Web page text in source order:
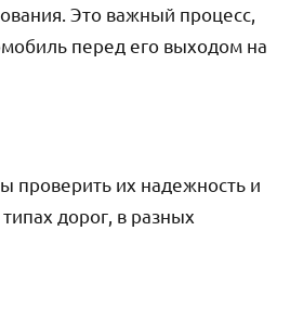
Это важный процесс,
перед его выходом на
проверить их надежность и
дорог, в разных